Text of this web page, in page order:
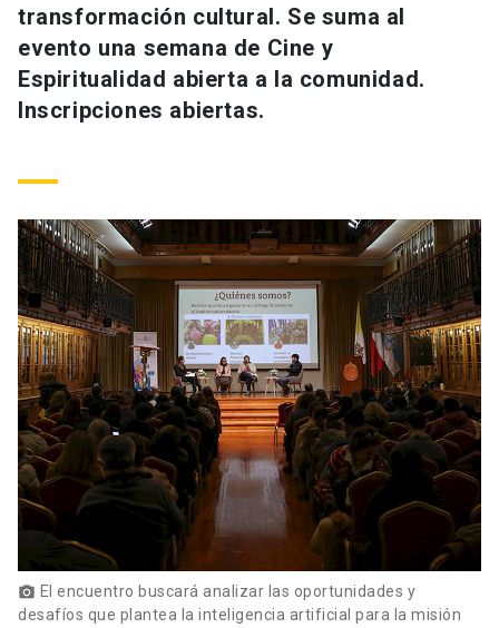
Vecinos launch
Mi Portal UC launch
Medios Biblioteca launch
Donaciones launch
transformación cultural. Se suma al
evento una semana de Cine y
Espiritualidad abierta a la comunidad.
Inscripciones abiertas.
photo_camera El encuentro buscará analizar las oportunidades y
desafíos que plantea la inteligencia artificial para la misión